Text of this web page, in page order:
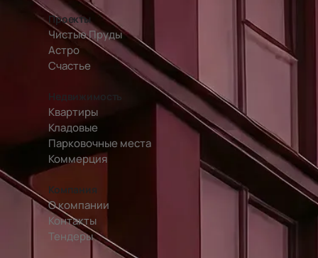
Проекты
Чистые Пруды
Астро
Счастье
Недвижимость
Квартиры
Кладовые
Парковочные места
Коммерция
Компания
О компании
Контакты
Тендеры